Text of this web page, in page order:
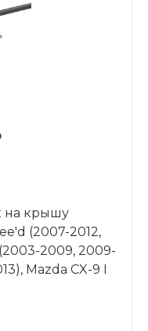
на крышу
(2007-2012,
2009, 2009-
Mazda CX-9 I